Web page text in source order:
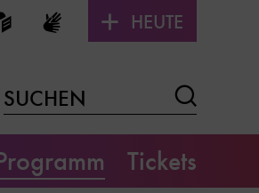
wählen
Sprache
Gebärdensprache
HEUTE
SUCHEN
Tickets